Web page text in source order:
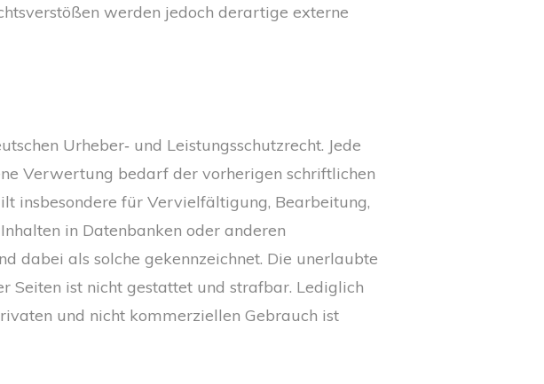
werden jedoch derartige externe
Urheber‑ und Leistungsschutzrecht. Jede
Verwertung bedarf der vorherigen schriftlichen
insbesondere für Vervielfältigung, Bearbeitung,
in Datenbanken oder anderen
dabei als solche gekennzeichnet. Die unerlaubte
ist nicht gestattet und strafbar. Lediglich
und nicht kommerziellen Gebrauch ist